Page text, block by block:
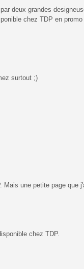
deux grandes
chez TDP en promo
surtout ;)
Mais une petite page que
chez TDP.